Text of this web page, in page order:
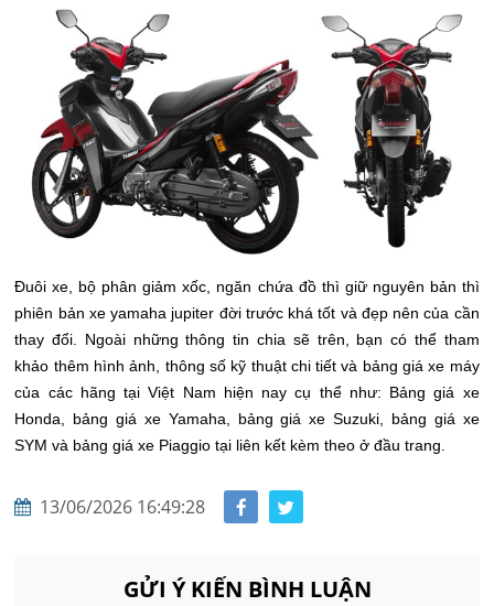
Đuôi xe, bộ phân giảm xốc, ngăn chứa đồ thì giữ nguyên bản thì
phiên bản xe yamaha jupiter đời trước khá tốt và đẹp nên của cần
thay đổi. Ngoài những thông tin chia sẽ trên, bạn có thể tham
khảo thêm hình ảnh, thông số kỹ thuật chi tiết và bảng giá xe máy
của các hãng tại Việt Nam hiện nay cụ thể như: Bảng giá xe
Honda, bảng giá xe Yamaha, bảng giá xe Suzuki, bảng giá xe
SYM và bảng giá xe Piaggio tại liên kết kèm theo ở đầu trang.
13/06/2026 16:49:28
GỬI Ý KIẾN BÌNH LUẬN